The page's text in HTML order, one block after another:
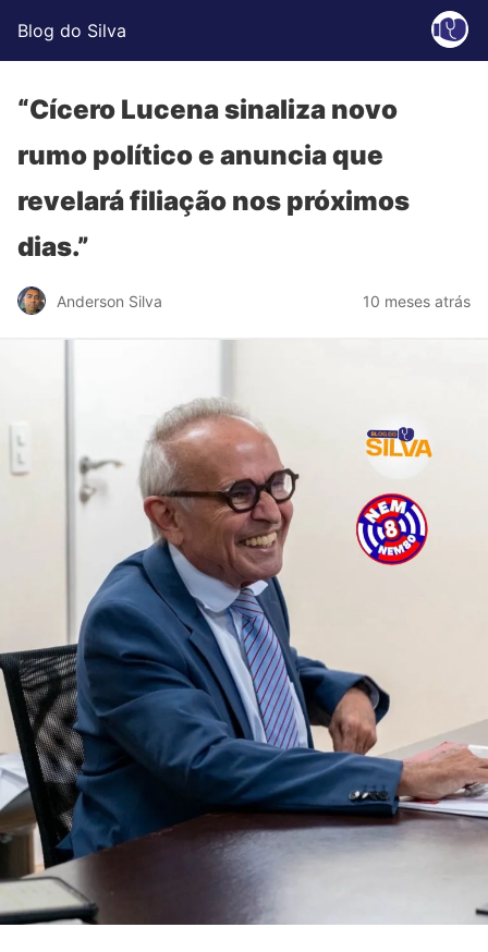
Blog do Silva
“Cícero Lucena sinaliza novo
rumo político e anuncia que
revelará filiação nos próximos
dias.”
Anderson Silva 10 meses atrás